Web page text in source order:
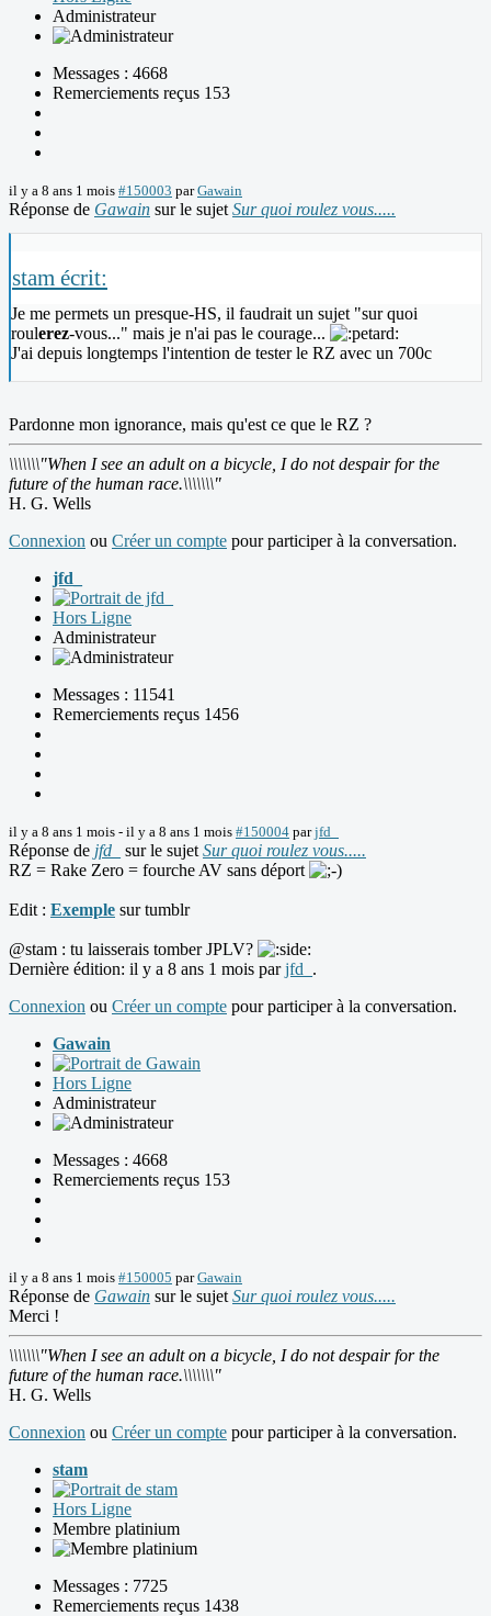
Administrateur
Messages : 4668
Remerciements reçus 153
il y a 8 ans 1 mois #150003 parGawain
Réponse de Gawain sur le sujet Sur quoi roulez vous.....
stam écrit:
Je me permets un presque-HS, il faudrait un sujet "sur quoi
roulerez-vous..." mais je n'ai pas le courage...
J'ai depuis longtemps l'intention de tester le RZ avec un 700c
Pardonne mon ignorance, mais qu'est ce que le RZ ?
\\\\\\\"When I see an adult on a bicycle, I do not despair for the
future of the human race.\\\\\\\"
H. G. Wells
Connexion ou Créer un compte pour participer à la conversation.
jfd_
Hors Ligne
Administrateur
Messages : 11541
Remerciements reçus 1456
il y a 8 ans 1 mois - il y a 8 ans 1 mois #150004 parjfd_
Réponse de jfd_ sur le sujet Sur quoi roulez vous.....
RZ = Rake Zero = fourche AV sans déport
Edit : Exemple sur tumblr
@stam : tu laisserais tomber JPLV?
Dernière édition: il y a 8 ans 1 mois parjfd_ .
Connexion ou Créer un compte pour participer à la conversation.
Gawain
Hors Ligne
Administrateur
Messages : 4668
Remerciements reçus 153
il y a 8 ans 1 mois #150005 parGawain
Réponse de Gawain sur le sujet Sur quoi roulez vous.....
Merci !
\\\\\\\"When I see an adult on a bicycle, I do not despair for the
future of the human race.\\\\\\\"
H. G. Wells
Connexion ou Créer un compte pour participer à la conversation.
stam
Hors Ligne
Membre platinium
Messages : 7725
Remerciements reçus 1438